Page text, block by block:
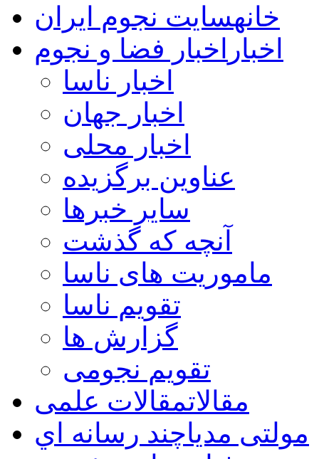
خانهسایت نجوم ایران
اخبار اخبار فضا و نجوم
اخبار ناسا
اخبار جهان
اخبار محلی
عناوین برگزیده
سایر خبرها
آنچه که گذشت
ماموریت های ناسا
تقویم ناسا
گزارش ها
تقویم نجومی
مقالاتمقالات علمی
مولتی مدیاچند رسانه اي